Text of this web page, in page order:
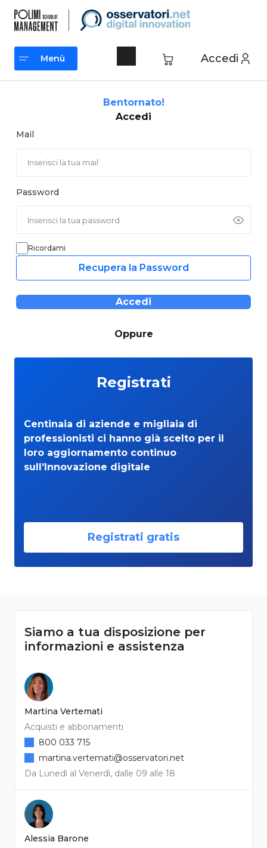
contenuto
Accedi
Menù
Bentornato!
Accedi
Mail
Password
Ricordami
Recupera la Password
Accedi
Oppure
Registrati
Centinaia di aziende e migliaia di
professionisti ci hanno già scelto per il
loro aggiornamento continuo
sull’Innovazione digitale
Registrati gratis
Siamo a tua disposizione per
informazioni e assistenza
Martina Vertemati
Acquisti e abbonamenti
Da Lunedì al Venerdì, dalle 09 alle 18
800 033 715
martina.vertemati@osservatori.net
Alessia Barone